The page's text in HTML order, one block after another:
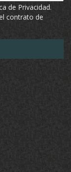
de Privacidad.
contrato de